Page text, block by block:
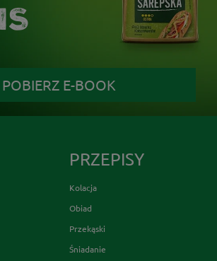
POBIERZ E-BOOK
PRZEPISY
Kolacja
Obiad
Przekąski
Śniadanie